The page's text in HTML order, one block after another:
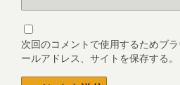
次回のコメントで使用するためブ
ールアドレス、サイトを保存する。